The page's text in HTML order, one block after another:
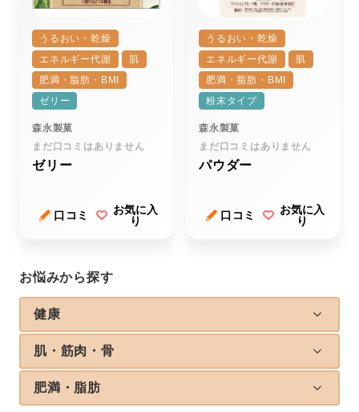
お悩みから探す
健康
肌・筋肉・骨
肥満・脂肪
うるおい・乾燥
エネルギー代謝
肌
肥満・脂肪・BMI
ゼリー
森永製菓
まだ口コミはありません
ゼリー
口コミ
お気に入
り
うるおい・乾燥
エネルギー代謝
肌
肥満・脂肪・BMI
粉末タイプ
森永製菓
まだ口コミはありません
パウダー
口コミ
お気に入
り